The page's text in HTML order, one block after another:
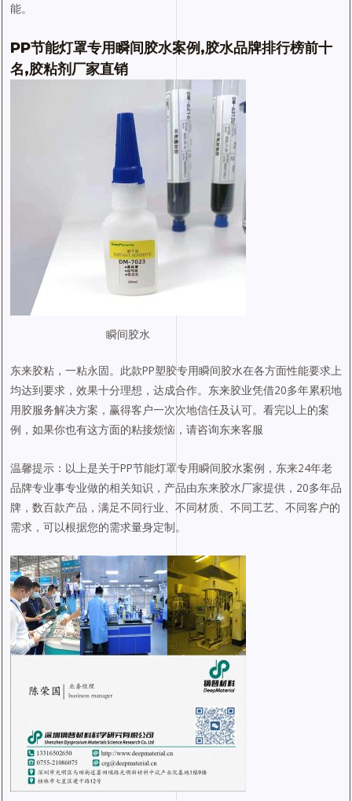
能。
PP节能灯罩专用瞬间胶水案例,胶水品牌排行榜前十
名,胶粘剂厂家直销
瞬间胶水
东来胶粘，一粘永固。此款PP塑胶专用瞬间胶水在各方面性能要求上
均达到要求，效果十分理想，达成合作。东来胶业凭借20多年累积地
用胶服务解决方案，赢得客户一次次地信任及认可。看完以上的案
例，如果你也有这方面的粘接烦恼，请咨询东来客服
温馨提示：以上是关于PP节能灯罩专用瞬间胶水案例，东来24年老
品牌专业事专业做的相关知识，产品由东来胶水厂家提供，20多年品
牌，数百款产品，满足不同行业、不同材质、不同工艺、不同客户的
需求，可以根据您的需求量身定制。